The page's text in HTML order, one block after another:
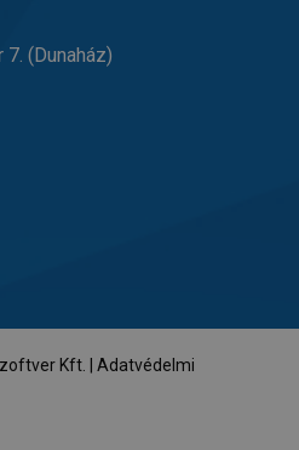
7. (Dunaház)
Kft. | Adatvédelmi